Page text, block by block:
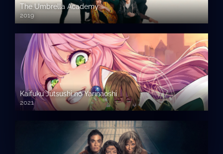
The Umbrella Academy
2019
Kaifuku Jutsushi no Yarinaoshi
2021